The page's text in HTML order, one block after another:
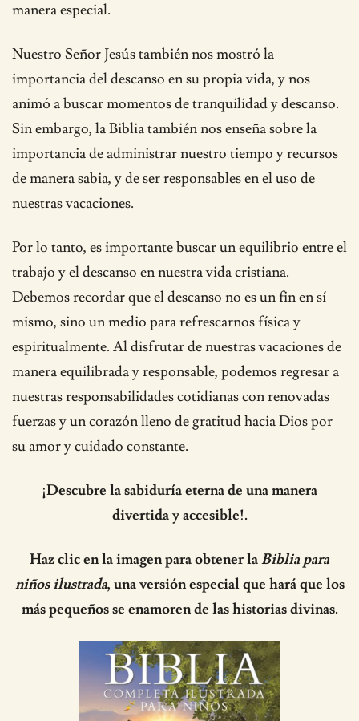
manera especial.
Nuestro Señor Jesús también nos mostró la
importancia del descanso en su propia vida, y nos
animó a buscar momentos de tranquilidad y descanso.
Sin embargo, la Biblia también nos enseña sobre la
importancia de administrar nuestro tiempo y recursos
de manera sabia, y de ser responsables en el uso de
nuestras vacaciones.
Por lo tanto, es importante buscar un equilibrio entre el
trabajo y el descanso en nuestra vida cristiana.
Debemos recordar que el descanso no es un fin en sí
mismo, sino un medio para refrescarnos física y
espiritualmente. Al disfrutar de nuestras vacaciones de
manera equilibrada y responsable, podemos regresar a
nuestras responsabilidades cotidianas con renovadas
fuerzas y un corazón lleno de gratitud hacia Dios por
su amor y cuidado constante.
¡Descubre la sabiduría eterna de una manera
divertida y accesible!.
Haz clic en la imagen para obtener laBiblia para
niños ilustrada, una versión especial que hará que los
más pequeños se enamoren de las historias divinas.